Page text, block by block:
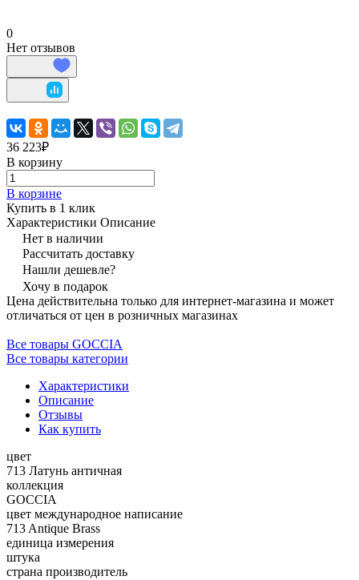
0
Нет отзывов
36 223₽
В корзину
В корзине
Купить в 1 клик
Характеристики Описание
Нет в наличии
Рассчитать доставку
Нашли дешевле?
Хочу в подарок
Цена действительна только для интернет-магазина и может
отличаться от цен в розничных магазинах
Все товары GOCCIA
Все товары категории
Характеристики
Описание
Отзывы
Как купить
цвет
713 Латунь античная
коллекция
GOCCIA
цвет международное написание
713 Antique Brass
единица измерения
штука
страна производитель